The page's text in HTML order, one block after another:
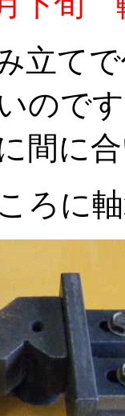
立て
ので
間に
ろに